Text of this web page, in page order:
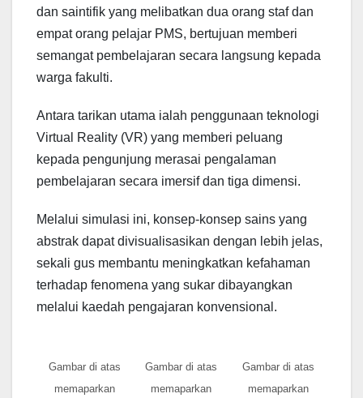
dan saintifik yang melibatkan dua orang staf dan
empat orang pelajar PMS, bertujuan memberi
semangat pembelajaran secara langsung kepada
warga fakulti.
Antara tarikan utama ialah penggunaan teknologi
Virtual Reality (VR) yang memberi peluang
kepada pengunjung merasai pengalaman
pembelajaran secara imersif dan tiga dimensi.
Melalui simulasi ini, konsep-konsep sains yang
abstrak dapat divisualisasikan dengan lebih jelas,
sekali gus membantu meningkatkan kefahaman
terhadap fenomena yang sukar dibayangkan
melalui kaedah pengajaran konvensional.
Gambar di atas
memaparkan
Gambar di atas
memaparkan
Gambar di atas
memaparkan